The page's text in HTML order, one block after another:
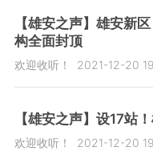
【雄安之声】雄安新
构全面封顶
欢迎收听！ 2021-12-20
【雄安之声】设17站
欢迎收听！ 2021-12-20